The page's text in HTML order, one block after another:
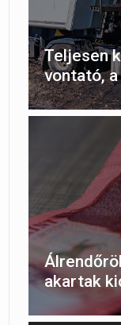
Teljesen
vontató,
akartak